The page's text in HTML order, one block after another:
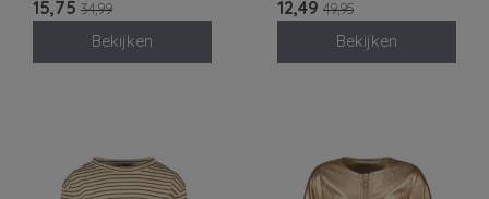
15,75 34,99
Bekijken
12,49 49,95
Bekijken